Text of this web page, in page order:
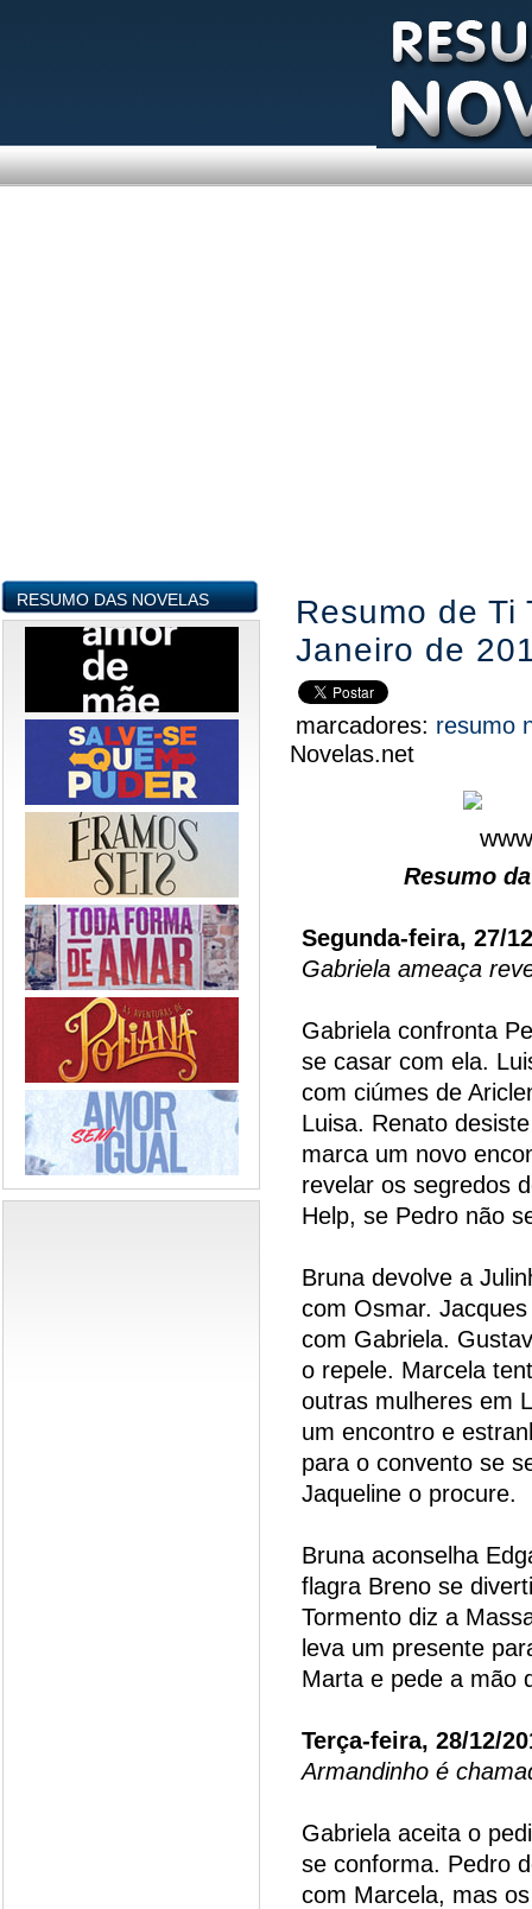
RESUMO DAS NOVELAS
Resumo de Ti
Janeiro de
marcadores: resumo
Novelas.net
Resumo
Segunda-feira, 27/
Gabriela ameaça
Gabriela confronta
se casar com ela.
com ciúmes de
Luisa. Renato
marca um novo
revelar os segredos
Help, se Pedro não
Bruna devolve a
com Osmar.
com Gabriela.
o repele. Marcela
outras mulheres em
um encontro e
para o convento se
Jaqueline o procure.
Bruna aconselha
flagra Breno se
Tormento diz a
leva um presente
Marta e pede a mão
Terça-feira, 28/12/
Armandinho é
Gabriela aceita o
se conforma. Pedro
com Marcela, mas